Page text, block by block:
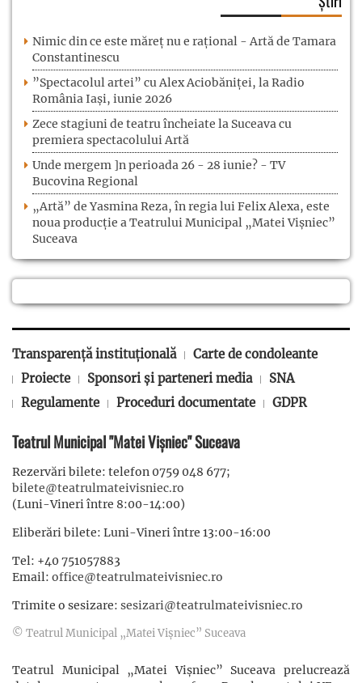
Nimic din ce este măreț nu e rațional - Artă de Tamara
Constantinescu
”Spectacolul artei” cu Alex Aciobăniței, la Radio
România Iași, iunie 2026
Zece stagiuni de teatru încheiate la Suceava cu
premiera spectacolului Artă
Unde mergem ]n perioada 26 - 28 iunie? - TV
Bucovina Regional
„Artă” de Yasmina Reza, în regia lui Felix Alexa, este
noua producție a Teatrului Municipal „Matei Vișniec”
Suceava
Transparență instituțională
Carte de condoleante
Proiecte
Sponsori și parteneri media
SNA
Regulamente
Proceduri documentate GDPR
Teatrul Municipal "Matei Vișniec" Suceava
Rezervări bilete: telefon 0759 048 677;
bilete@teatrulmateivisniec.ro
(Luni-Vineri între 8:00-14:00)
Eliberări bilete: Luni-Vineri între 13:00-16:00
Tel: +40 751057883
Email: office@teatrulmateivisniec.ro
Trimite o sesizare: sesizari@teatrulmateivisniec.ro
© Teatrul Municipal „Matei Vișniec” Suceava
Teatrul Municipal „Matei Vișniec” Suceava prelucrează